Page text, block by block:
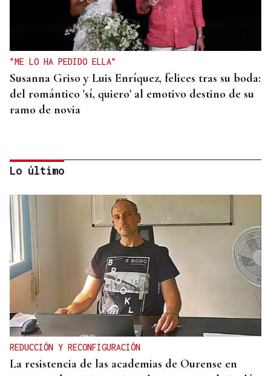
"ME LO HA PEDIDO ELLA"
Susanna Griso y Luis Enríquez, felices tras su boda:
del romántico 'sí, quiero' al emotivo destino de su
ramo de novia
QUEN CHO DIXO
¿Sabe usted que la reina Letizia hizo un guiño a
Ourense en la final del Mundial?
Lo último
REDUCCIÓN Y RECONFIGURACIÓN
La resistencia de las academias de Ourense en